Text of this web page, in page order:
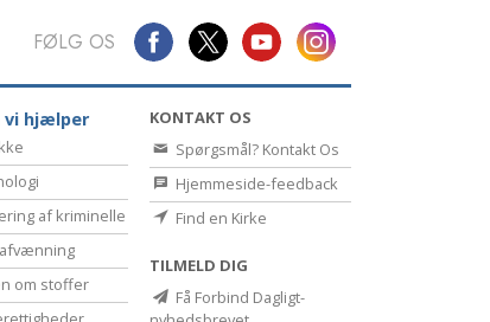
FØLG OS
vi hjælper
af kriminelle
om stoffer
KONTAKT OS
Spørgsmål? Kontakt Os
Hjemmeside-feedback
Find en Kirke
TILMELD DIG
Få Forbind Dagligt-